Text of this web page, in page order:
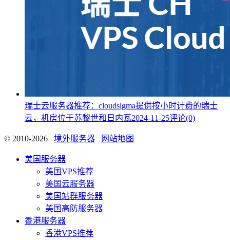
瑞士云服务器推荐：cloudsigma提供按小时计费的瑞士
云，机房位于苏黎世和日内瓦2024-11-25评论(0)
© 2010-2026 境外服务器 网站地图
美国服务器
美国VPS推荐
美国云服务器
美国站群服务器
美国高防服务器
香港服务器
香港VPS推荐